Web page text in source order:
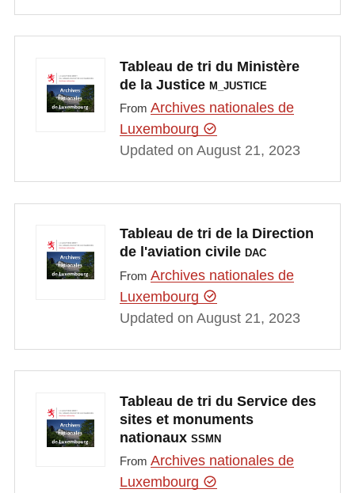
Tableau de tri du Ministère
de la Justice M_JUSTICE
From Archives nationales de
Luxembourg
Updated on August 21, 2023
Tableau de tri de la Direction
de l'aviation civile DAC
From Archives nationales de
Luxembourg
Updated on August 21, 2023
Tableau de tri du Service des
sites et monuments
nationaux SSMN
From Archives nationales de
Luxembourg